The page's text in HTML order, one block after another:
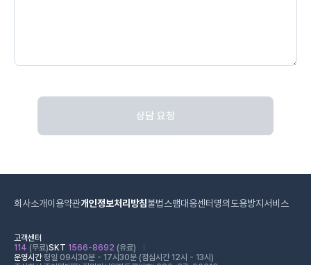
상담 요청
회사소개이용약관개인정보처리방침불법스팸대응센터 명의도용방지서비스
고객센터
114 (무료)SKT 1566-8692 (유료)
운영시간평일 09시30분 - 17시30분 (점심시간 12시 - 13시)